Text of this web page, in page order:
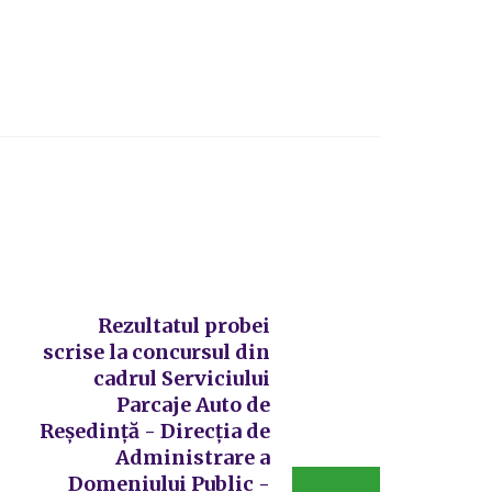
Rezultatul probei
scrise la concursul din
cadrul Serviciului
Parcaje Auto de
Reședință - Direcția de
Administrare a
Domeniului Public -